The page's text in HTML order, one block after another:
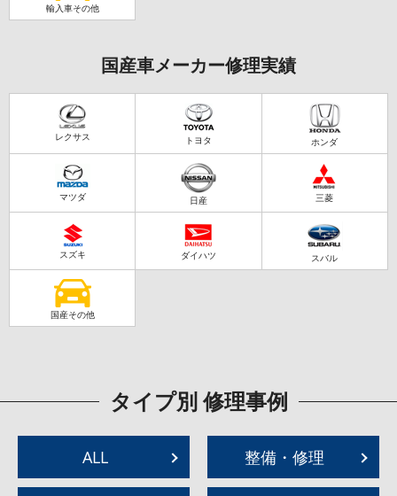
輸入車その他
国産車メーカー修理実績
レクサス トヨタ ホンダ
マツダ 日産 三菱
スズキ ダイハツ スバル
国産その他
タイプ別 修理事例
ALL 整備・修理